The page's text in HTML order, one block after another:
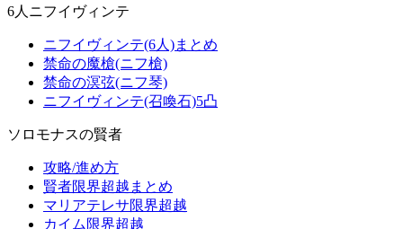
6人ニフイヴィンテ
ニフイヴィンテ(6人)まとめ
禁命の魔槍(ニフ槍)
禁命の溟弦(ニフ琴)
ニフイヴィンテ(召喚石)5凸
ソロモナスの賢者
攻略/進め方
賢者限界超越まとめ
マリアテレサ限界超越
カイム限界超越